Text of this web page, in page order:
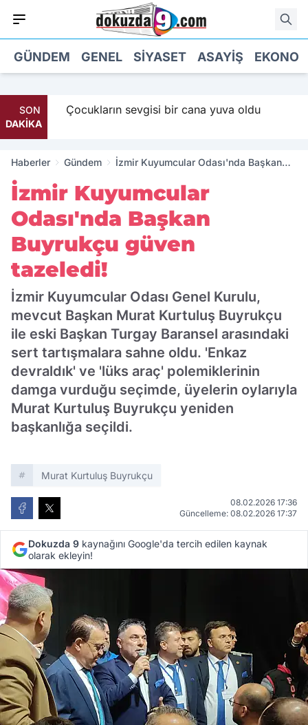
GÜNDEM GENEL SIYASET ASAYIŞ
SON
DAKİKA
Çocukların sevgisi bir cana yuva oldu
Haberler Gündem
İzmir Kuyumcular Odası'nda Başkan
İzmir Kuyumcular
Odası'nda Başkan
Buyrukçu güven
tazeledi!
İzmir Kuyumcular Odası Genel Kurulu,
mevcut Başkan Murat Kurtuluş Buyrukçu
ile eski Başkan Turgay Baransel arasındaki
sert tartışmalara sahne oldu. 'Enkaz
devraldık' ve 'lüks araç' polemiklerinin
damga vurduğu seçimde, üyelerin oylarıyla
Murat Kurtuluş Buyrukçu yeniden
başkanlığa seçildi.
Murat Kurtuluş Buyrukçu
08.02.2026 17:36
Güncelleme: 08.02.2026 17:37
Dokuzda 9 kaynağını Google'da tercih edilen kaynak
olarak ekleyin!